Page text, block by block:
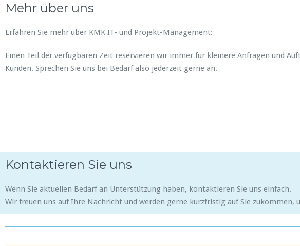
Mehr über uns
Erfahren Sie mehr über KMK IT- und Projekt-Management:
Einen Teil der verfügbaren Zeit reservieren wir immer für kleinere Anfragen und
Kunden. Sprechen Sie uns bei Bedarf also jederzeit gerne an.
Kontaktieren Sie uns
Wenn Sie aktuellen Bedarf an Unterstützung haben, kontaktieren Sie uns einfach.
Wir freuen uns auf Ihre Nachricht und werden gerne kurzfristig auf Sie zukommen,